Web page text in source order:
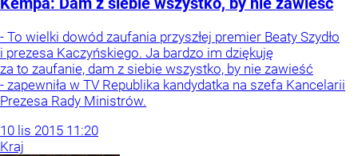
Kempa: Dam z siebie wszystko, by nie zawieść
- To wielki dowód zaufania przyszłej premier Beaty Szydło
i prezesa Kaczyńskiego. Ja bardzo im dziękuję
za to zaufanie, dam z siebie wszystko, by nie zawieść
- zapewniła w TV Republika kandydatka na szefa Kancelarii
Prezesa Rady Ministrów.
10 lis 2015 11:20
Kraj